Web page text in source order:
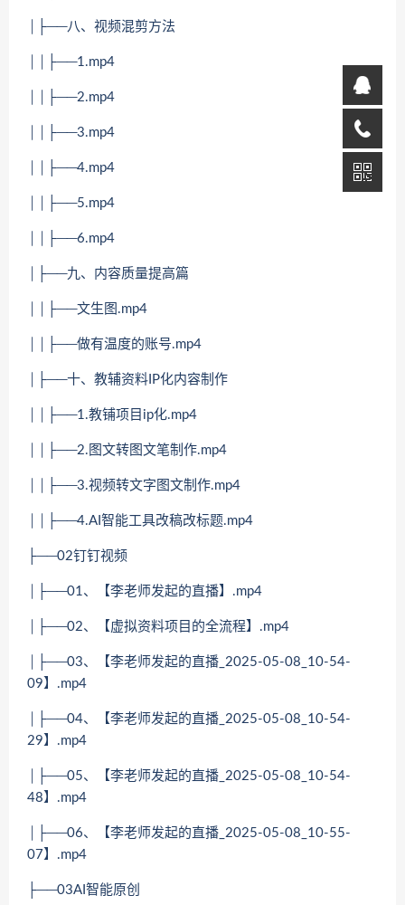
│├──八、视频混剪方法
││├──1.mp4
││├──2.mp4
││├──3.mp4
││├──4.mp4
││├──5.mp4
││├──6.mp4
│├──九、内容质量提高篇
││├──文生图.mp4
││├──做有温度的账号.mp4
│├──十、教辅资料IP化内容制作
││├──1.教铺项目ip化.mp4
││├──2.图文转图文笔制作.mp4
││├──3.视频转文字图文制作.mp4
││├──4.AI智能工具改稿改标题.mp4
├──02钉钉视频
│├──01、【李老师发起的直播】.mp4
│├──02、【虚拟资料项目的全流程】.mp4
│├──03、【李老师发起的直播_2025-05-08_10-54-
09】.mp4
│├──04、【李老师发起的直播_2025-05-08_10-54-
29】.mp4
│├──05、【李老师发起的直播_2025-05-08_10-54-
48】.mp4
│├──06、【李老师发起的直播_2025-05-08_10-55-
07】.mp4
├──03AI智能原创